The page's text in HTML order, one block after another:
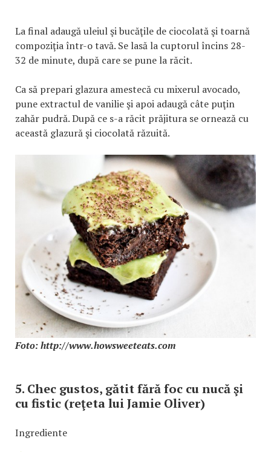
La final adaugă uleiul şi bucăţile de ciocolată şi toarnă
compoziţia într-o tavă. Se lasă la cuptorul încins 28-
32 de minute, după care se pune la răcit.
Ca să prepari glazura amestecă cu mixerul avocado,
pune extractul de vanilie şi apoi adaugă câte puţin
zahăr pudră. După ce s-a răcit prăjitura se ornează cu
această glazură şi ciocolată răzuită.
Foto: http://www.howsweeteats.com
5. Chec gustos, gătit fără foc cu nucă şi
cu fistic (reţeta lui Jamie Oliver)
Ingrediente